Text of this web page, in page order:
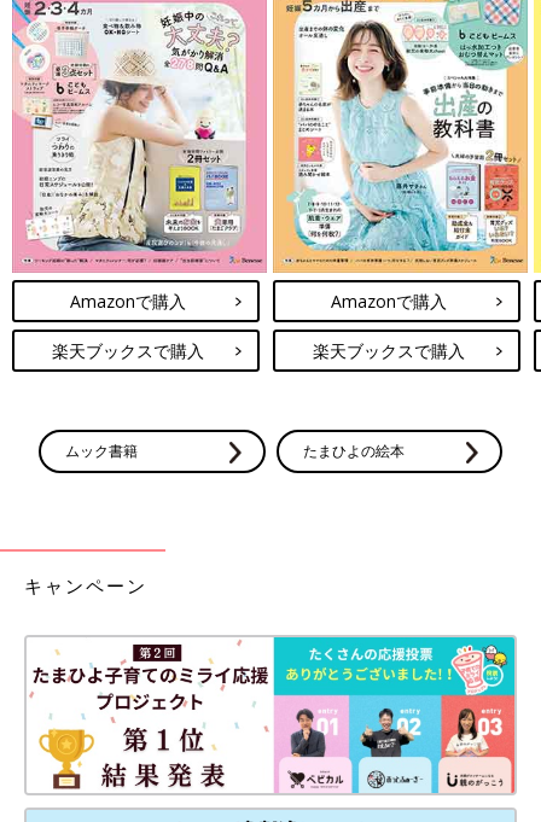
Amazonで購入
楽天ブックスで購入
Amazonで購入
楽天ブックスで購入
ムック書籍 たまひよの絵本
キャンペーン